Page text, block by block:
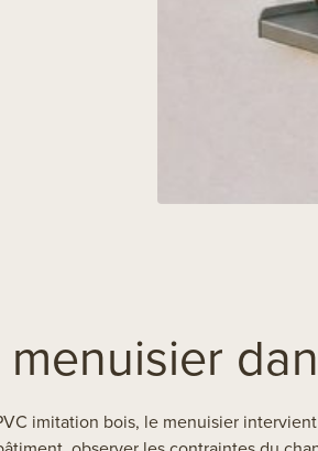
imitation bois, le menuisier